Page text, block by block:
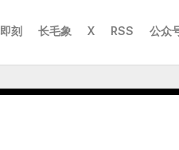
即刻 长毛象 X RSS 公众